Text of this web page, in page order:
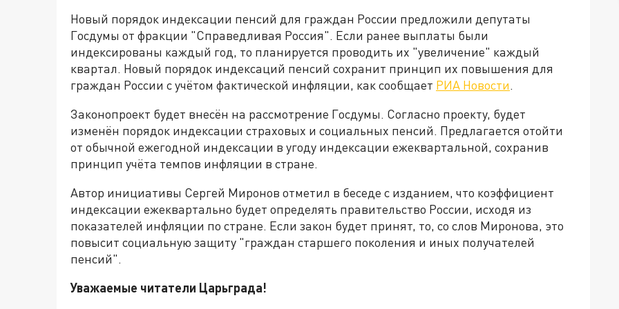
Новый порядок индексации пенсий для граждан России предложили депутаты
Госдумы от фракции "Справедливая Россия". Если ранее выплаты были
индексированы каждый год, то планируется проводить их "увеличение" каждый
квартал. Новый порядок индексаций пенсий сохранит принцип их повышения для
граждан России с учётом фактической инфляции, как сообщает РИА Новости.
Законопроект будет внесён на рассмотрение Госдумы. Согласно проекту, будет
изменён порядок индексации страховых и социальных пенсий. Предлагается отойти
от обычной ежегодной индексации в угоду индексации ежеквартальной, сохранив
принцип учёта темпов инфляции в стране.
Автор инициативы Сергей Миронов отметил в беседе с изданием, что коэффициент
индексации ежеквартально будет определять правительство России, исходя из
показателей инфляции по стране. Если закон будет принят, то, со слов Миронова, это
повысит социальную защиту "граждан старшего поколения и иных получателей
пенсий".
Уважаемые читатели Царьграда!